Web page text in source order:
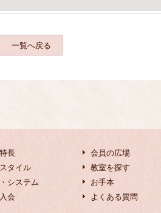
一覧へ戻る
長
タイル
システム
会
会員の広場
教室を探す
お手本
よくある質問